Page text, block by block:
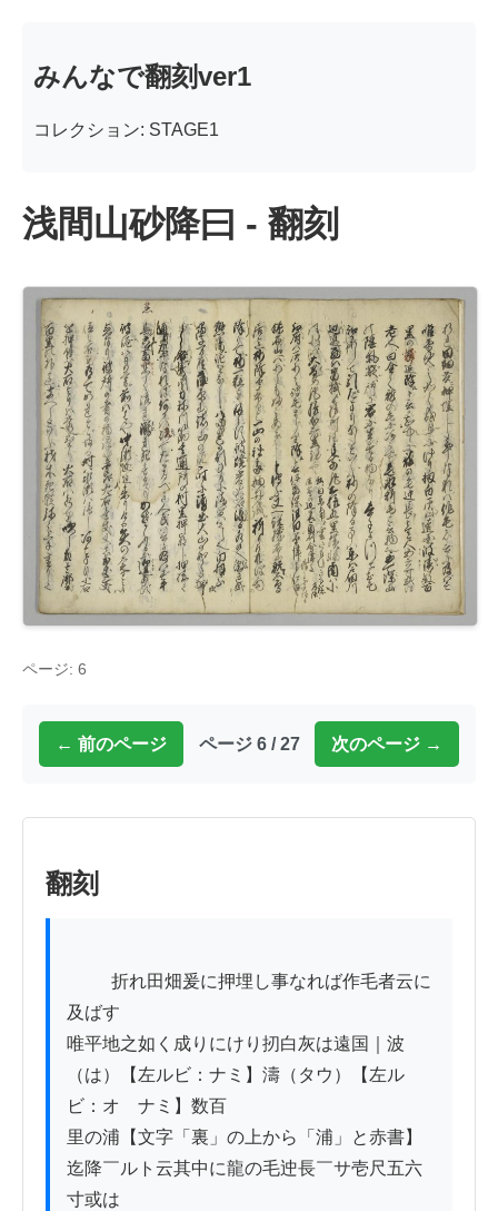
みんなで翻刻ver1
コレクション: STAGE1
浅間山砂降曰 - 翻刻
ページ: 6
← 前のページ ページ 6 / 27 次のページ →
翻刻
及ばす
唯平地之如く成りにけり扨白灰は遠国｜波
（は）【左ルビ：ナミ】濤（タウ）【左ル
ビ：オゝナミ】数百
里の浦【文字「裏」の上から「浦」と赤書】
迄降￣ルト云其中に龍の毛迚長￣サ壱尺五六
寸或は